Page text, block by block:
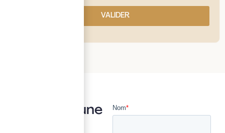
VALIDER
Vous avez une